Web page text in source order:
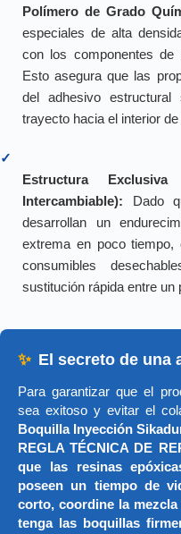
Polímero de Grado
especiales de alta
con los componentes
Esto asegura que las
del adhesivo
trayecto hacia el interior
✓
Estructura
Intercambiable): Dado
desarrollan un
extrema en poco
consumibles
sustitución rápida entre un
✨ El secreto de una
Para garantizar que el
sea exitoso y evitar el
Boquilla Inyección
REGLA TÉCNICA DE
que las resinas
poseen un tiempo de
corto, coordine la
tenga las boquillas